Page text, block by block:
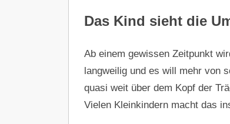
Das Kind sieht die
Ab einem gewissen Zeitpunkt
langweilig und es will mehr von
quasi weit über dem Kopf der
Vielen Kleinkindern macht das